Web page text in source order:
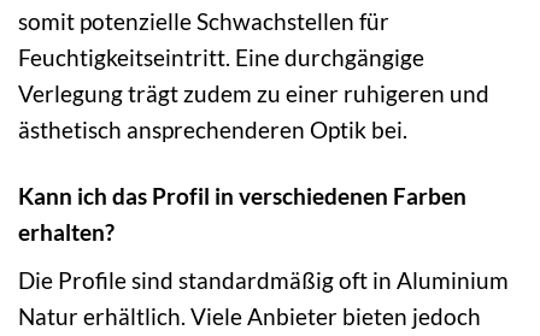
somit potenzielle Schwachstellen für
Feuchtigkeitseintritt. Eine durchgängige
Verlegung trägt zudem zu einer ruhigeren und
ästhetisch ansprechenderen Optik bei.
Kann ich das Profil in verschiedenen Farben
erhalten?
Die Profile sind standardmäßig oft in Aluminium
Natur erhältlich. Viele Anbieter bieten jedoch